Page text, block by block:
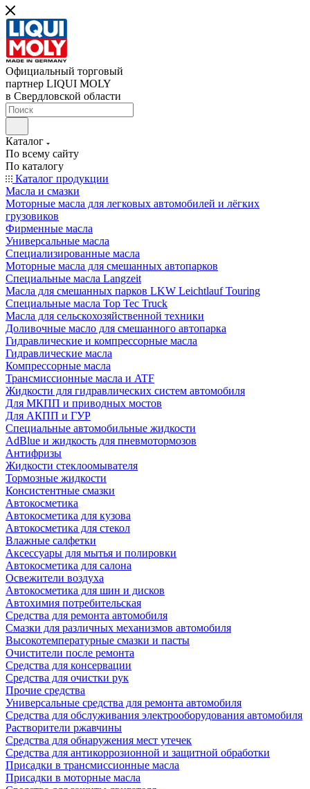
Официальный торговый
партнер LIQUI MOLY
в Свердловской области
Каталог
По всему сайту
По каталогу
Каталог продукции
Масла и смазки
Моторные масла для легковых автомобилей и лёгких
грузовиков
Фирменные масла
Универсальные масла
Специализированные масла
Моторные масла для смешанных автопарков
Специальные масла Langzeit
Масла для смешанных парков LKW Leichtlauf Touring
Специальные масла Top Tec Truck
Масла для сельскохозяйственной техники
Доливочные масло для смешанного автопарка
Гидравлические и компрессорные масла
Гидравлические масла
Компрессорные масла
Трансмиссионные масла и ATF
Жидкости для гидравлических систем автомобиля
Для МКПП и приводных мостов
Для АКПП и ГУР
Специальные автомобильные жидкости
AdBlue и жидкость для пневмотормозов
Антифризы
Жидкости стеклоомывателя
Тормозные жидкости
Консистентные смазки
Автокосметика
Автокосметика для кузова
Автокосметика для стекол
Влажные салфетки
Аксессуары для мытья и полировки
Автокосметика для салона
Освежители воздуха
Автокосметика для шин и дисков
Автохимия потребительская
Средства для ремонта автомобиля
Смазки для различных механизмов автомобиля
Высокотемпературные смазки и пасты
Очистители после ремонта
Средства для консервации
Средства для очистки рук
Прочие средства
Универсальные средства для ремонта автомобиля
Средства для обслуживания электрооборудования автомобиля
Растворители ржавчины
Средства для обнаружения мест утечек
Средства для антикоррозионной и защитной обработки
Присадки в трансмиссионные масла
Присадки в моторные масла